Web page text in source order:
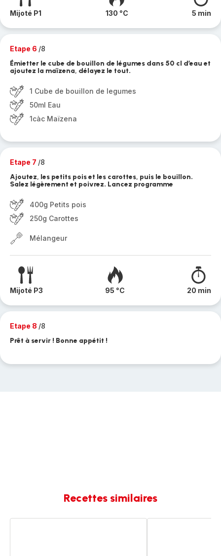
Mijoté P1 130 °C 5 min
Etape 6 /8
Émietter le cube de bouillon de légumes dans 50 cl d’eau et
ajoutez la maïzena, délayez le tout.
1 Cube de bouillon de legumes
50ml Eau
1càc Maïzena
Etape 7 /8
Ajoutez, les petits pois et les carottes, puis le bouillon.
Salez légèrement et poivrez. Lancez programme
400g Petits pois
250g Carottes
Mélangeur
Mijoté P3 95 °C 20 min
Etape 8 /8
Prêt à servir ! Bonne appétit !
Recettes similaires